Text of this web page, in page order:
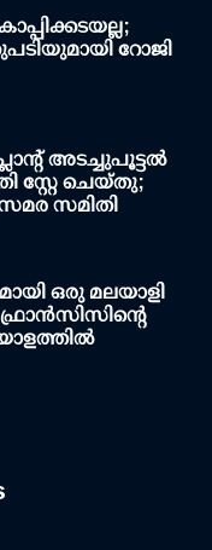
റോജി
അടച്ചുപൂട്ടൽ
സ്റ്റേ ചെയ്തു;
സമിതി
ഒരു മലയാളി